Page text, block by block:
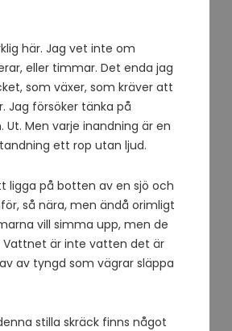
här. Jag vet inte om
eller timmar. Det enda jag
som växer, som kräver att
Jag försöker tänka på
Ut. Men varje inandning är en
ett rop utan ljud.
ligga på botten av en sjö och
så nära, men ändå orimligt
vill simma upp, men de
Vattnet är inte vatten det är
av tyngd som vägrar släppa
stilla skräck finns något